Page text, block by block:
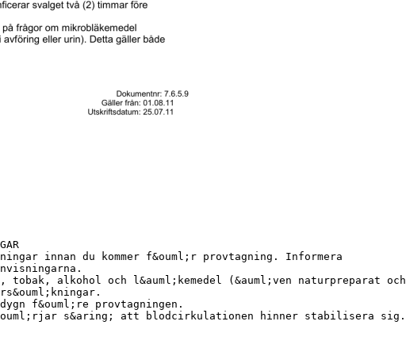
innan du kommer f&ouml;r provtagning. Informera
alkohol och l&auml;kemedel (&auml;ven naturpreparat och
f&ouml;re provtagningen.
s&aring; att blodcirkulationen hinner stabilisera sig.